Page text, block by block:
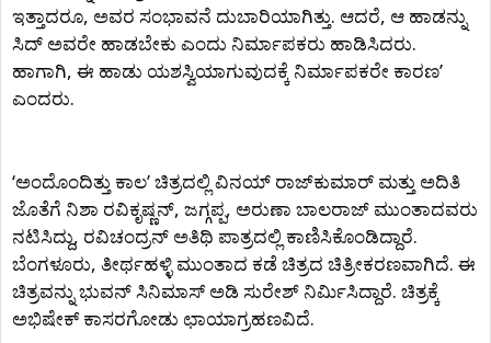
ಇತ್ತಾದರೂ, ಅವರ ಸಂಭಾವನೆ ದುಬಾರಿಯಾಗಿತ್ತು. ಆದರೆ, ಆ ಹಾಡನ್ನು
ಸಿದ್‍ ಅವರೇ ಹಾಡಬೇಕು ಎಂದು ನಿರ್ಮಾಪಕರು ಹಾಡಿಸಿದರು.
ಹಾಗಾಗಿ, ಈ ಹಾಡು ಯಶಸ್ವಿಯಾಗುವುದಕ್ಕೆ ನಿರ್ಮಾಪಕರೇ ಕಾರಣ’
ಎಂದರು.
‘ಅಂದೊಂದಿತ್ತು ಕಾಲ’ ಚಿತ್ರದಲ್ಲಿ ವಿನಯ್‍ ರಾಜ್‍ಕುಮಾರ್ ಮತ್ತು ಅದಿತಿ
ಜೊತೆಗೆ ನಿಶಾ ರವಿಕೃಷ್ಣನ್, ಜಗ್ಗಪ್ಪ, ಅರುಣಾ ಬಾಲರಾಜ್‍ ಮುಂತಾದವರು
ನಟಿಸಿದ್ದು, ರವಿಚಂದ್ರನ್‍ ಅತಿಥಿ ಪಾತ್ರದಲ್ಲಿ ಕಾಣಿಸಿಕೊಂಡಿದ್ದಾರೆ.
ಬೆಂಗಳೂರು, ತೀರ್ಥಹಳ್ಳಿ ಮುಂತಾದ ಕಡೆ ಚಿತ್ರದ ಚಿತ್ರೀಕರಣವಾಗಿದೆ. ಈ
ಚಿತ್ರವನ್ನು ಭುವನ್‍ ಸಿನಿಮಾಸ್‍ ಅಡಿ ಸುರೇಶ್‍ ನಿರ್ಮಿಸಿದ್ದಾರೆ. ಚಿತ್ರಕ್ಕೆ
ಅಭಿಷೇಕ್‍ ಕಾಸರಗೋಡು ಛಾಯಾಗ್ರಹಣವಿದೆ.